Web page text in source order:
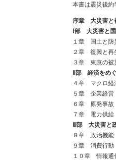
本書は震災後約
序章 大災害と
Ⅰ部 大災害と
１章 国土
２章 復興と再
３章 東京の被
Ⅱ部 経済をめ
４章 マク
５章 企業経
６章 原発事
７章 電力供
Ⅲ部 大災害と
８章 政治
９章 消費行
１０章 情報